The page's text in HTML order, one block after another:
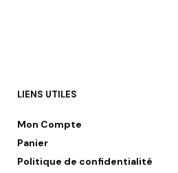
LIENS UTILES
Mon Compte
Panier
Politique de confidentialité